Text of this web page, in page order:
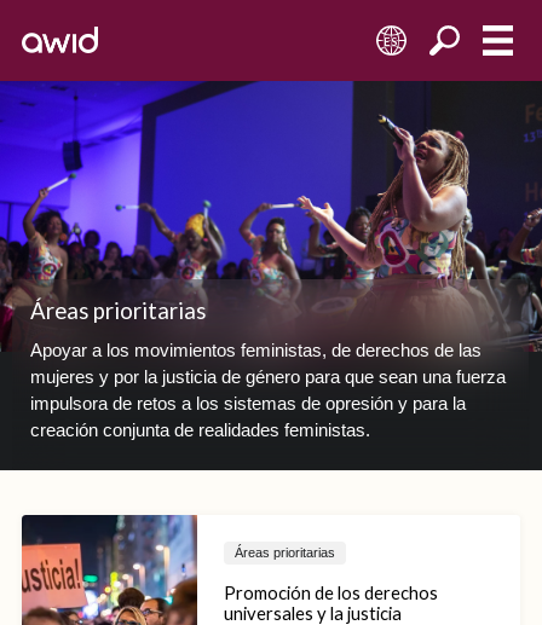
ES
Áreas prioritarias
Apoyar a los movimientos feministas, de derechos de las
mujeres y por la justicia de género para que sean una fuerza
impulsora de retos a los sistemas de opresión y para la
creación conjunta de realidades feministas.
Áreas prioritarias
Promoción de los derechos
universales y la justicia